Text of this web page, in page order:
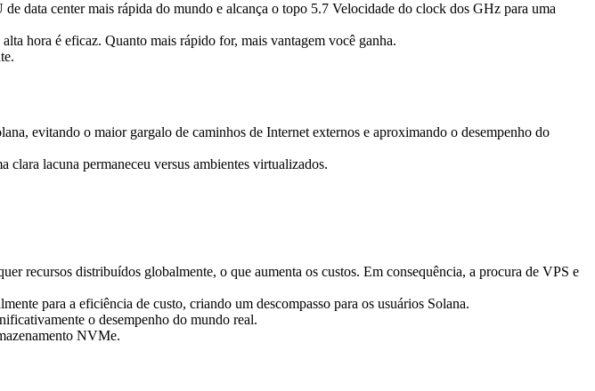
data center mais rápida do mundo e alcança o topo 5.7 Velocidade do clock dos GHz para uma
hora é eficaz. Quanto mais rápido for, mais vantagem você ganha.
evitando o maior gargalo de caminhos de Internet externos e aproximando o desempenho do
clara lacuna permaneceu versus ambientes virtualizados.
recursos distribuídos globalmente, o que aumenta os custos. Em consequência, a procura de VPS e
para a eficiência de custo, criando um descompasso para os usuários Solana.
o desempenho do mundo real.
NVMe.